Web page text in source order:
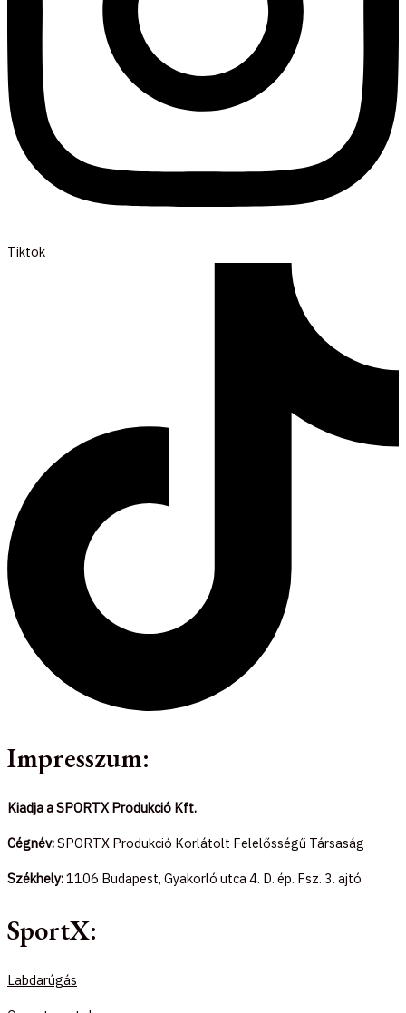
Tiktok
Impresszum:
Kiadja a SPORTX Produkció Kft.
Cégnév:SPORTX Produkció Korlátolt Felelősségű Társaság
Székhely:1106 Budapest, Gyakorló utca 4. D. ép. Fsz. 3. ajtó
SportX:
Labdarúgás